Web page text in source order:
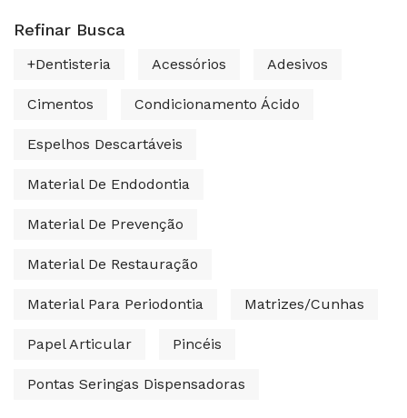
Refinar Busca
+Dentisteria Acessórios Adesivos
Cimentos Condicionamento Ácido
Espelhos Descartáveis
Material De Endodontia
Material De Prevenção
Material De Restauração
Material Para Periodontia Matrizes/Cunhas
Papel Articular Pincéis
Pontas Seringas Dispensadoras